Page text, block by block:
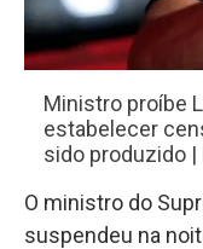
Ministro proíbe
estabelecer
sido produzido |
O ministro do
suspendeu na